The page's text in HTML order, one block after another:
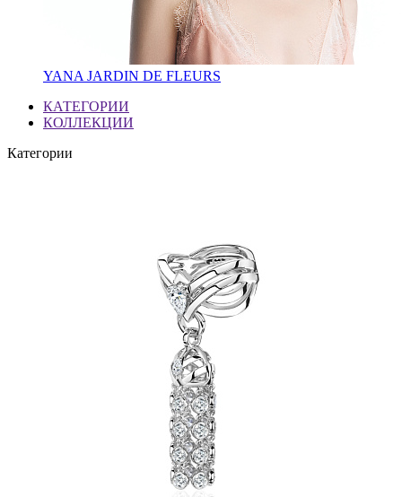
YANA JARDIN DE FLEURS
КАТЕГОРИИ
КОЛЛЕКЦИИ
Категории